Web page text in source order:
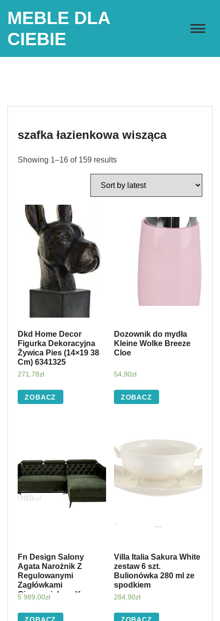
MEBLE DLA
CIEBIE
szafka łazienkowa wisząca
Showing 1–16 of 159 results
Dkd Home Decor
Figurka Dekoracyjna
Żywica Pies (14×19 38
Cm) 6341325
271,78zł
ZOBACZ
Dozownik do mydła
Kleine Wolke Breeze
Cloe
54,90zł
ZOBACZ
Fn Design Salony
Agata Narożnik Z
Regulowanymi
Zagłówkami
Ciemnozielony Kava
5 989,00zł
ZOBACZ
Villa Italia Sakura White
zestaw 6 szt.
Bulionówka 280 ml ze
spodkiem
284,90zł
ZOBACZ